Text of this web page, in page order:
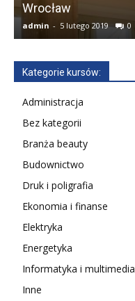
Wrocław
admin - 5 lutego 2019 0
Kategorie kursów:
Administracja
Bez kategorii
Branża beauty
Budownictwo
Druk i poligrafia
Ekonomia i finanse
Elektryka
Energetyka
Informatyka i multimedia
Inne